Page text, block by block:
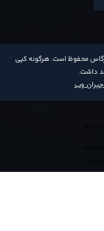
محفوظ است. هرگونه کپی
داشت​​​​​​​.
جیران وب